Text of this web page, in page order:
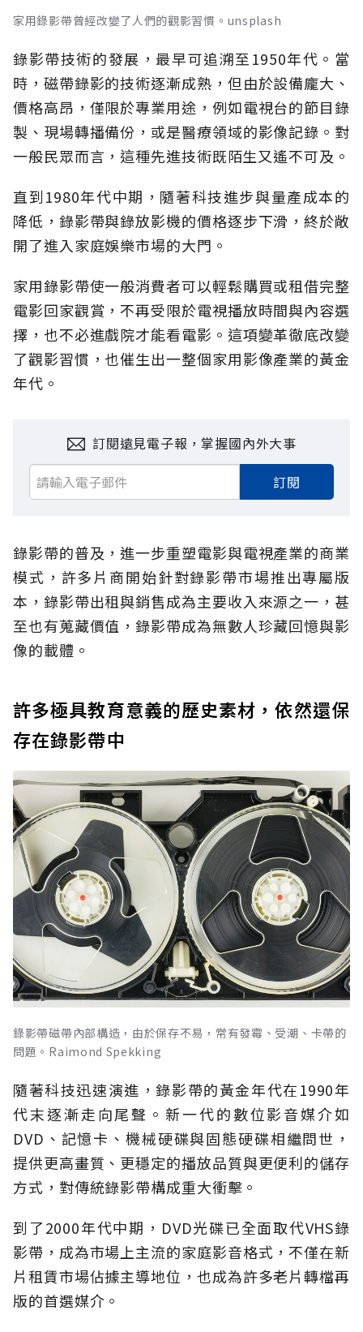
家用錄影帶曾經改變了人們的觀影習慣。unsplash
錄影帶技術的發展，最早可追溯至1950年代。當
時，磁帶錄影的技術逐漸成熟，但由於設備龐大、
價格高昂，僅限於專業用途，例如電視台的節目錄
製、現場轉播備份，或是醫療領域的影像記錄。對
一般民眾而言，這種先進技術既陌生又遙不可及。
直到1980年代中期，隨著科技進步與量產成本的
降低，錄影帶與錄放影機的價格逐步下滑，終於敞
開了進入家庭娛樂市場的大門。
家用錄影帶使一般消費者可以輕鬆購買或租借完整
電影回家觀賞，不再受限於電視播放時間與內容選
擇，也不必進戲院才能看電影。這項變革徹底改變
了觀影習慣，也催生出一整個家用影像產業的黃金
年代。
訂閱遠見電子報，掌握國內外大事
訂閱
錄影帶的普及，進一步重塑電影與電視產業的商業
模式，許多片商開始針對錄影帶市場推出專屬版
本，錄影帶出租與銷售成為主要收入來源之一，甚
至也有蒐藏價值，錄影帶成為無數人珍藏回憶與影
像的載體。
許多極具教育意義的歷史素材，依然還保
存在錄影帶中
錄影帶磁帶內部構造，由於保存不易，常有發霉、受潮、卡帶的
問題。Raimond Spekking
隨著科技迅速演進，錄影帶的黃金年代在1990年
代末逐漸走向尾聲。新一代的數位影音媒介如
DVD、記憶卡、機械硬碟與固態硬碟相繼問世，
提供更高畫質、更穩定的播放品質與更便利的儲存
方式，對傳統錄影帶構成重大衝擊。
到了2000年代中期，DVD光碟已全面取代VHS錄
影帶，成為市場上主流的家庭影音格式，不僅在新
片租賃市場佔據主導地位，也成為許多老片轉檔再
版的首選媒介。